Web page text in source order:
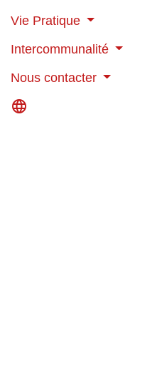
Vie Pratique
Intercommunalité
Nous contacter
language